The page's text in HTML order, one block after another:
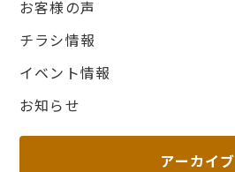
お客様の声
チラシ情報
イベント情報
お知らせ
アーカイブ